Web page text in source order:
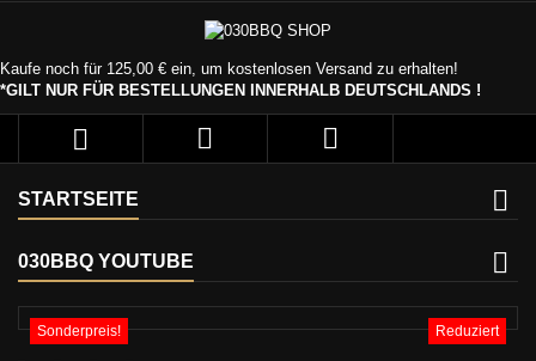
Kaufe noch für 125,00 € ein, um kostenlosen Versand zu erhalten!
*GILT NUR FÜR BESTELLUNGEN INNERHALB DEUTSCHLANDS !
  
STARTSEITE
030BBQ YOUTUBE
Sonderpreis! Reduziert